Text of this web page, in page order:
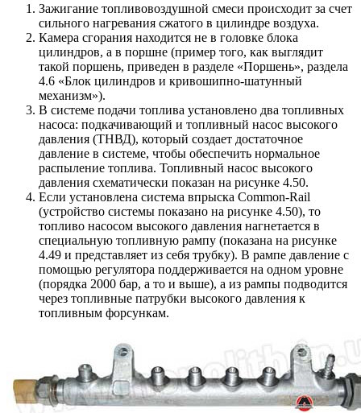
Зажигание топливовоздушной смеси происходит за счет
сильного нагревания сжатого в цилиндре воздуха.
Камера сгорания находится не в головке блока
цилиндров, а в поршне (пример того, как выглядит
такой поршень, приведен в разделе «Поршень», раздела
4.6 «Блок цилиндров и кривошипно-шатунный
механизм»).
В системе подачи топлива установлено два топливных
насоса: подкачивающий и топливный насос высокого
давления (ТНВД), который создает достаточное
давление в системе, чтобы обеспечить нормальное
распыление топлива. Топливный насос высокого
давления схематически показан на рисунке 4.50.
Если установлена система впрыска Common-Rail
(устройство системы показано на рисунке 4.50), то
топливо насосом высокого давления нагнетается в
специальную топливную рампу (показана на рисунке
4.49 и представляет из себя трубку). В рампе давление с
помощью регулятора поддерживается на одном уровне
(порядка 2000 бар, а то и выше), а из рампы подводится
через топливные патрубки высокого давления к
топливным форсункам.